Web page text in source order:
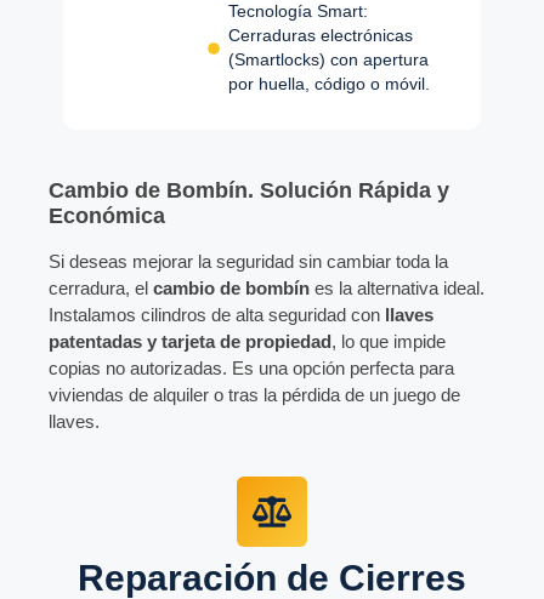
Tecnología Smart:
Cerraduras electrónicas
(Smartlocks) con apertura
por huella, código o móvil.
Cambio de Bombín.Solución Rápida y
Económica
Si deseas mejorar la seguridad sin cambiar toda la
cerradura, elcambio de bombín es la alternativa ideal.
Instalamos cilindros de alta seguridad con llaves
patentadas y tarjeta de propiedad, lo que impide
copias no autorizadas. Es una opción perfecta para
viviendas de alquiler o tras la pérdida de un juego de
llaves.
Reparación de Cierres